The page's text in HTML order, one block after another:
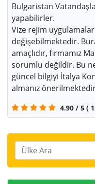
Bulgaristan
yapabilirler.
Vize rejim
değişebilmektedir.
amaçlıdır, firmamız
sorumlu değildir. Bu
güncel bilgiyi İtalya
almanız
4.90 / 5 (
Ülke Ara